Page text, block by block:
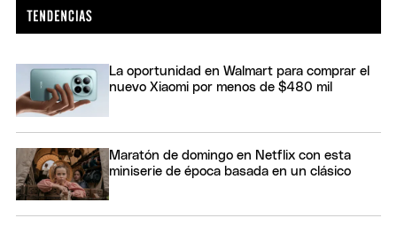
La oportunidad en Walmart para comprar el
nuevo Xiaomi por menos de $480 mil
Maratón de domingo en Netflix con esta
miniserie de época basada en un clásico